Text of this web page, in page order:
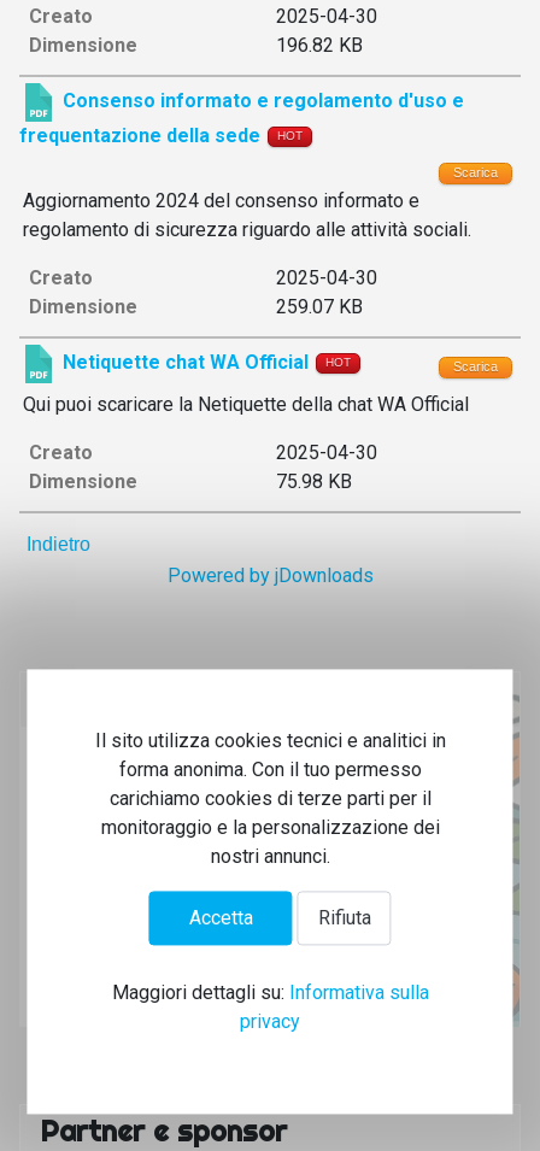
Creato
2025-04-30
Dimensione
196.82 KB
Consenso informato e regolamento d'uso e
frequentazione della sede
HOT
Scarica
Aggiornamento 2024 del consenso informato e
regolamento di sicurezza riguardo alle attività sociali.
Creato
2025-04-30
Dimensione
259.07 KB
Netiquette chat WA Official HOT Scarica
Qui puoi scaricare la Netiquette della chat WA Official
Creato
2025-04-30
Dimensione
75.98 KB
Indietro
Powered by jDownloads
Per ricevere tutte le informazioni sulle iniziative e i
corsi del Canoa Club:
Potrai cancellarti quando vuoi e mandiamo solo email
Partner e sponsor
Il sito utilizza cookies tecnici e analitici in
forma anonima. Con il tuo permesso
carichiamo cookies di terze parti per il
monitoraggio e la personalizzazione dei
nostri annunci.
Accetta Rifiuta
Maggiori dettagli su: Informativa sulla
privacy